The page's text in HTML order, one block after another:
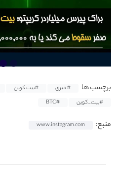
برچسب ها #خبری #بیت کوین
#بیت_کوین
#BTC
منبع: www.instagram.com